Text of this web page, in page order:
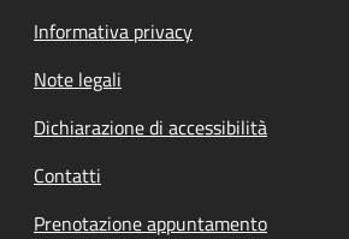
Informativa privacy
Note legali
Dichiarazione di accessibilità
Contatti
Prenotazione appuntamento